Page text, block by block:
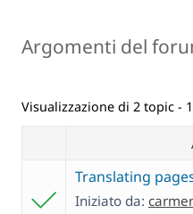
Argomenti del
Visualizzazione di 2 topic -
Translating
Iniziato da: